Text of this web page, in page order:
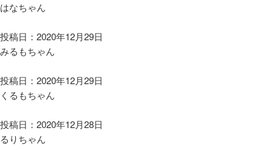
はなちゃん
投稿日：2020年12月29日
みるもちゃん
投稿日：2020年12月29日
くるもちゃん
投稿日：2020年12月28日
るりちゃん